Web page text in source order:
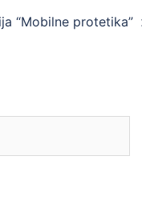
“Mobilne protetika”